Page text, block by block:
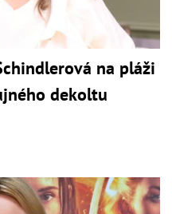
na pláži
dekoltu